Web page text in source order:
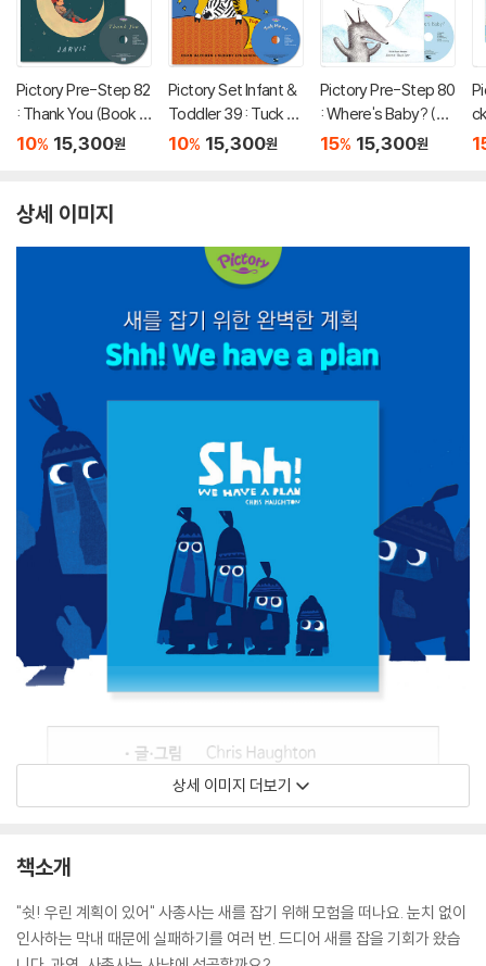
Pictory Pre-Step 82
: Thank You (Book +
CD)
10% 15,300원
Pictory Set Infant &
Toddler 39 : Tuck M
e In! (Book + CD)
10% 15,300원
Pictory Pre-Step 80
: Where's Baby? (Bo
ok + CD)
15% 15,300원
상세 이미지
상세 이미지 더보기
책소개
"쉿! 우린 계획이 있어" 사총사는 새를 잡기 위해 모험을 떠나요. 눈치 없이
인사하는 막내 때문에 실패하기를 여러 번. 드디어 새를 잡을 기회가 왔습